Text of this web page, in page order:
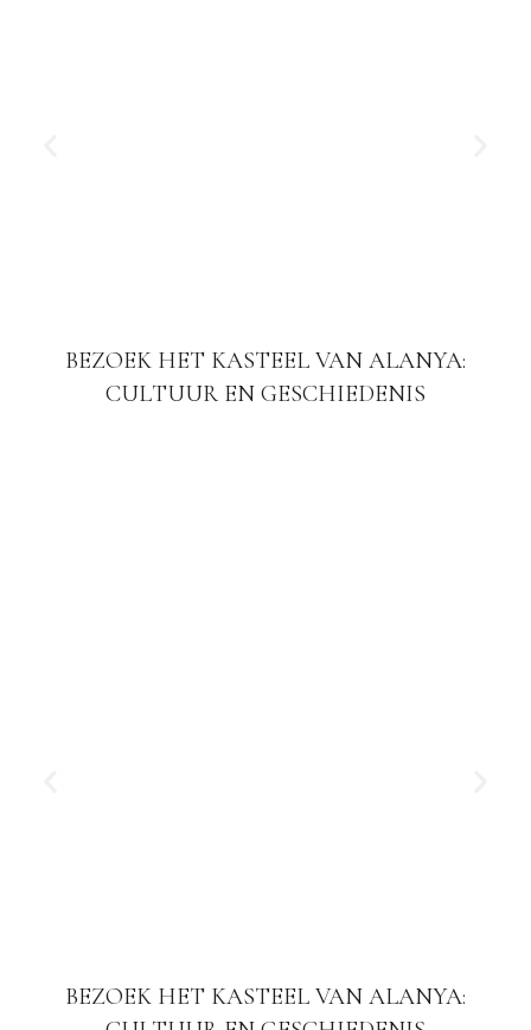
BEZOEK HET KASTEEL VAN ALANYA:
CULTUUR EN GESCHIEDENIS
BEZOEK HET KASTEEL VAN ALANYA: